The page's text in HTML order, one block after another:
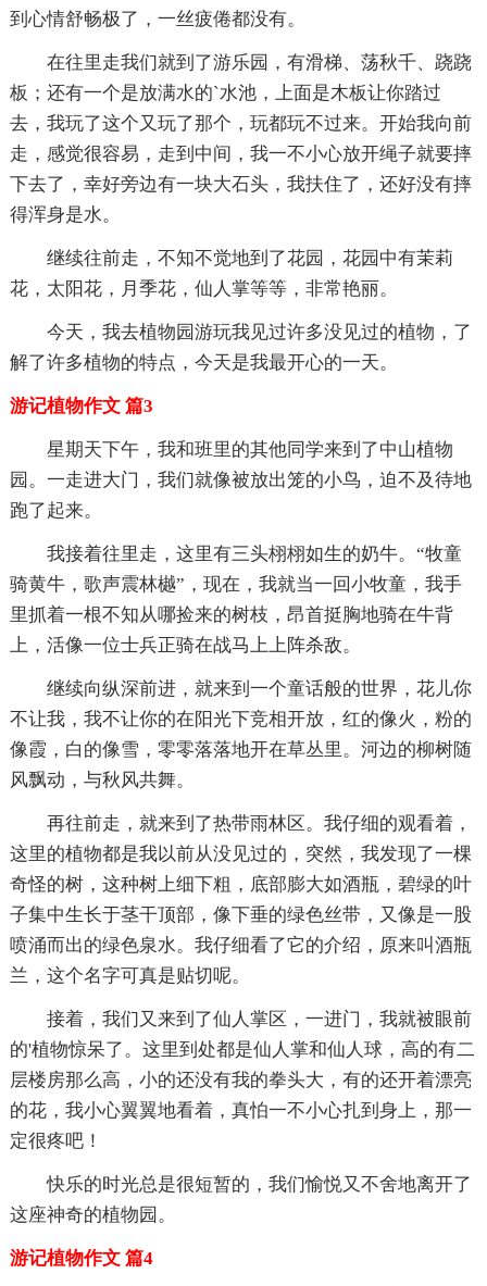
到心情舒畅极了，一丝疲倦都没有。
在往里走我们就到了游乐园，有滑梯、荡秋千、跷跷
板；还有一个是放满水的`水池，上面是木板让你踏过
去，我玩了这个又玩了那个，玩都玩不过来。开始我向前
走，感觉很容易，走到中间，我一不小心放开绳子就要摔
下去了，幸好旁边有一块大石头，我扶住了，还好没有摔
得浑身是水。
继续往前走，不知不觉地到了花园，花园中有茉莉
花，太阳花，月季花，仙人掌等等，非常艳丽。
今天，我去植物园游玩我见过许多没见过的植物，了
解了许多植物的特点，今天是我最开心的一天。
游记植物作文 篇3
星期天下午，我和班里的其他同学来到了中山植物
园。一走进大门，我们就像被放出笼的小鸟，迫不及待地
跑了起来。
我接着往里走，这里有三头栩栩如生的奶牛。“牧童
骑黄牛，歌声震林樾”，现在，我就当一回小牧童，我手
里抓着一根不知从哪捡来的树枝，昂首挺胸地骑在牛背
上，活像一位士兵正骑在战马上上阵杀敌。
继续向纵深前进，就来到一个童话般的世界，花儿你
不让我，我不让你的在阳光下竞相开放，红的像火，粉的
像霞，白的像雪，零零落落地开在草丛里。河边的柳树随
风飘动，与秋风共舞。
再往前走，就来到了热带雨林区。我仔细的观看着，
这里的植物都是我以前从没见过的，突然，我发现了一棵
奇怪的树，这种树上细下粗，底部膨大如酒瓶，碧绿的叶
子集中生长于茎干顶部，像下垂的绿色丝带，又像是一股
喷涌而出的绿色泉水。我仔细看了它的介绍，原来叫酒瓶
兰，这个名字可真是贴切呢。
接着，我们又来到了仙人掌区，一进门，我就被眼前
的'植物惊呆了。这里到处都是仙人掌和仙人球，高的有二
层楼房那么高，小的还没有我的拳头大，有的还开着漂亮
的花，我小心翼翼地看着，真怕一不小心扎到身上，那一
定很疼吧！
快乐的时光总是很短暂的，我们愉悦又不舍地离开了
这座神奇的植物园。
游记植物作文 篇4